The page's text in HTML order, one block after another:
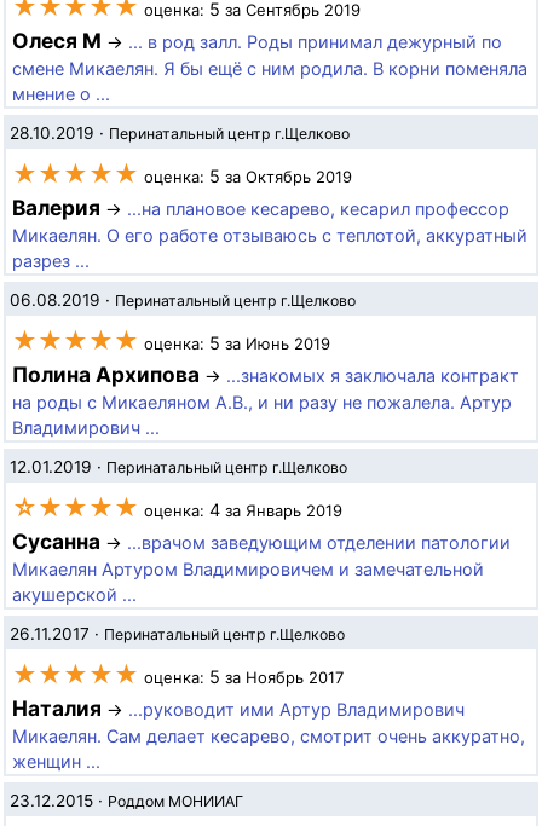
★★★★★ оценка: 5 за Сентябрь 2019
Олеся М → ... в род залл. Роды принимал дежурный по
смене Микаелян. Я бы ещё с ним родила. В корни поменяла
мнение о ...
28.10.2019 · Перинатальный центр г.Щелково
★★★★★ оценка: 5 за Октябрь 2019
Валерия → ...на плановое кесарево, кесарил профессор
Микаелян. О его работе отзываюсь с теплотой, аккуратный
разрез ...
06.08.2019 · Перинатальный центр г.Щелково
★★★★★ оценка: 5 за Июнь 2019
Полина Архипова → ...знакомых я заключала контракт
на роды с Микаеляном А.В., и ни разу не пожалела. Артур
Владимирович ...
12.01.2019 · Перинатальный центр г.Щелково
☆★★★★ оценка: 4 за Январь 2019
Сусанна → ...врачом заведующим отделении патологии
Микаелян Артуром Владимировичем и замечательной
акушерской ...
26.11.2017 · Перинатальный центр г.Щелково
★★★★★ оценка: 5 за Ноябрь 2017
Наталия → ...руководит ими Артур Владимирович
Микаелян. Сам делает кесарево, смотрит очень аккуратно,
женщин ...
23.12.2015 · Роддом МОНИИАГ